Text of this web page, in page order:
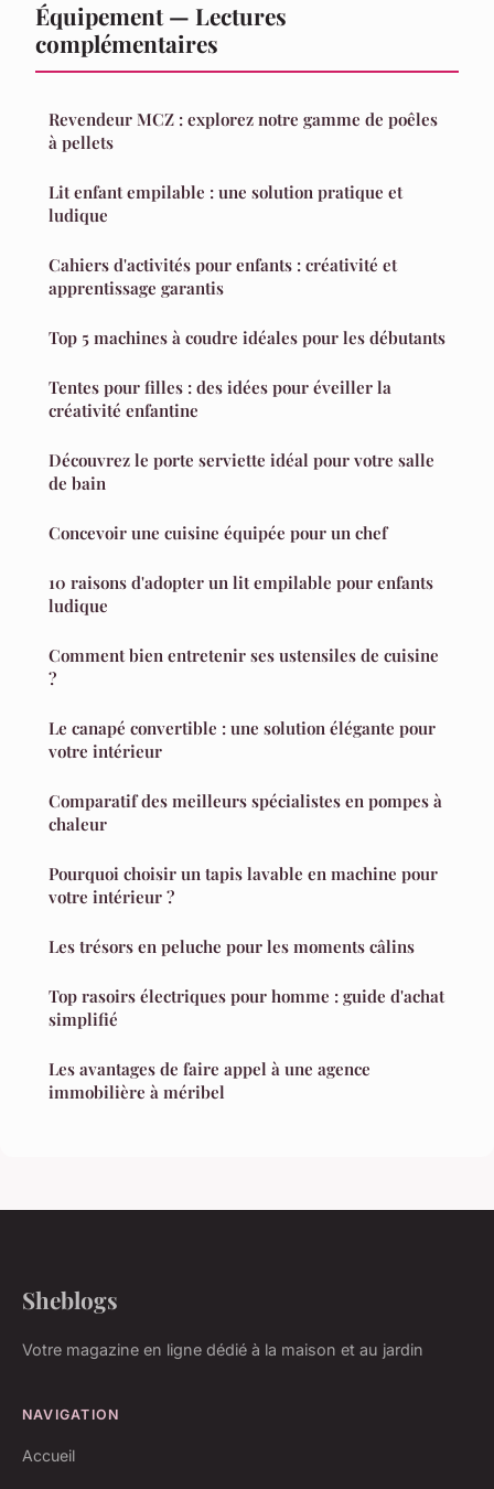
Équipement — Lectures
complémentaires
Revendeur MCZ : explorez notre gamme de poêles
à pellets
Lit enfant empilable : une solution pratique et
ludique
Cahiers d'activités pour enfants : créativité et
apprentissage garantis
Top 5 machines à coudre idéales pour les débutants
Tentes pour filles : des idées pour éveiller la
créativité enfantine
Découvrez le porte serviette idéal pour votre salle
de bain
Concevoir une cuisine équipée pour un chef
10 raisons d'adopter un lit empilable pour enfants
ludique
Comment bien entretenir ses ustensiles de cuisine
?
Le canapé convertible : une solution élégante pour
votre intérieur
Comparatif des meilleurs spécialistes en pompes à
chaleur
Pourquoi choisir un tapis lavable en machine pour
votre intérieur ?
Les trésors en peluche pour les moments câlins
Top rasoirs électriques pour homme : guide d'achat
simplifié
Les avantages de faire appel à une agence
immobilière à méribel
Sheblogs
Votre magazine en ligne dédié à la maison et au jardin
NAVIGATION
Accueil